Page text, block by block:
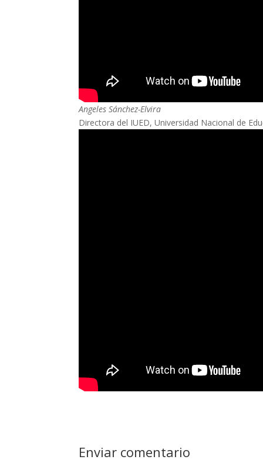
Angeles Sánchez-Elvira
Directora del IUED, Universidad Nacional de
Enviar comentario